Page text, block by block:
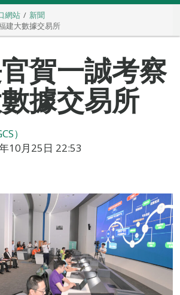
網站
新聞
建大數據交易所
賀一誠考察
據交易所
）
10月25日 22:53